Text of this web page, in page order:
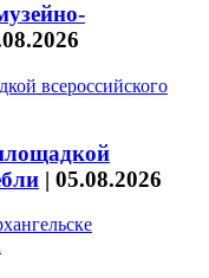
| 05.08.2026